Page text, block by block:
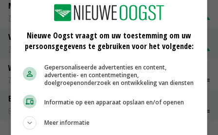
Magere melkpoeder
Zuivel weekprijzen
€ 269,00
Volle melkpoeder
Zuivel weekprijzen
€ 345,00 € 20,00
Weipoeder
Zuivel weekprijzen
€ 134,00 € 0,00
Boeren Gouda 12 kg
Boerenkaas
Nieuwe Oogst vraagt om uw toestemming om uw
persoonsgegevens te gebruiken voor het volgende:
Gepersonaliseerde advertenties en content,
advertentie- en contentmetingen,
doelgroepenonderzoek en ontwikkeling van diensten
Informatie op een apparaat opslaan en/of openen
Meer informatie